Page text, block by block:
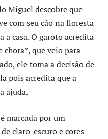
Miguel descobre que
com seu cão na floresta
casa. O garoto acredita
chora”, que veio para
ele toma a decisão de
pois acredita que a
ajuda.
marcada por um
claro-escuro e cores